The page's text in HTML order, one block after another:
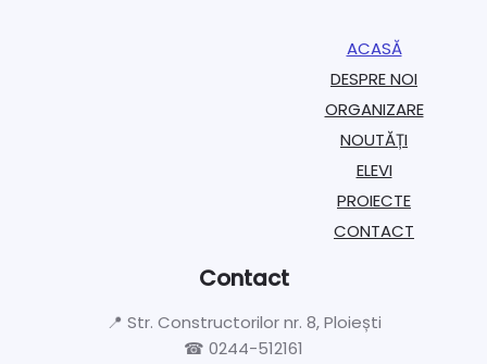
ACASĂ
DESPRE NOI
ORGANIZARE​
NOUTĂȚI
ELEVI
PROIECTE​
CONTACT
Contact
📍 Str. Constructorilor nr. 8, Ploiești
☎ 0244-512161